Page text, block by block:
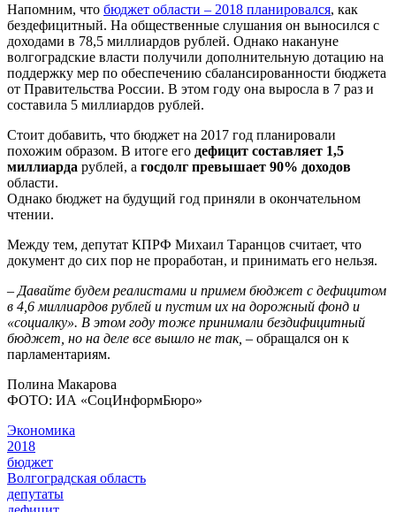
Напомним, что бюджет области – 2018 планировался, как
бездефицитный. На общественные слушания он выносился с
доходами в 78,5 миллиардов рублей. Однако накануне
волгоградские власти получили дополнительную дотацию на
поддержку мер по обеспечению сбалансированности бюджета
от Правительства России. В этом году она выросла в 7 раз и
составила 5 миллиардов рублей.
Стоит добавить, что бюджет на 2017 год планировали
похожим образом. В итоге его дефицит составляет 1,5
миллиарда рублей, а госдолг превышает 90% доходов
области.
Однако бюджет на будущий год приняли в окончательном
чтении.
Между тем, депутат КПРФ Михаил Таранцов считает, что
документ до сих пор не проработан, и принимать его нельзя.
– Давайте будем реалистами и примем бюджет с дефицитом
в 4,6 миллиардов рублей и пустим их на дорожный фонд и
«социалку». В этом году тоже принимали бездифицитный
бюджет, но на деле все вышло не так, – обращался он к
парламентариям.
Полина Макарова
ФОТО: ИА «СоцИнформБюро»
Экономика
2018
бюджет
Волгоградская область
депутаты